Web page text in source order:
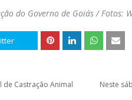
do Governo de Goiás / Fotos:
Neste
Castração Animal